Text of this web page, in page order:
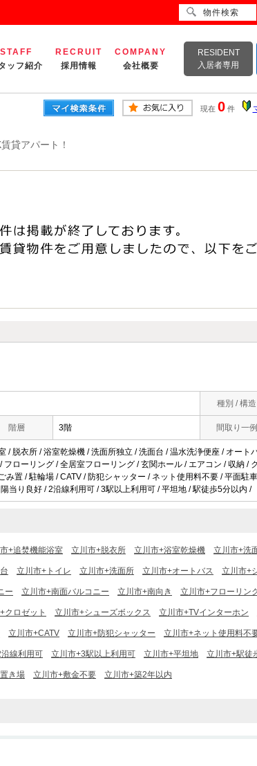
STAFF
ッフ紹介
RECRUIT
採用情報
COMPANY
会社概要
RESIDENT
入居者専用
現在 0 件
貸アパート！
種別 / 構造
階層 3階 間取り一例
/ 脱衣所 / 浴室乾燥機 / 洗面所独立 / 洗面台 / 温水洗浄便座 / オート
ローリング / 全居室フローリング / 玄関ホール / エアコン / 収納 /
み置 / 駐輪場 / CATV / 防犯シャッター / ネット使用料不要 / 平面駐
当り良好 / 2沿線利用可 / 3駅以上利用可 / 平坦地 / 駅徒歩5分以内 /
+追焚機能浴室 立川市+脱衣所 立川市+浴室乾燥機 立川市+洗
立川市+トイレ 立川市+洗面所 立川市+オートバス 立川市+
ー 立川市+南面バルコニー 立川市+南向き 立川市+フローリン
クロゼット 立川市+シューズボックス 立川市+TVインターホン
立川市+CATV 立川市+防犯シャッター 立川市+ネット使用料不
線利用可 立川市+3駅以上利用可 立川市+平坦地 立川市+駅徒
き場 立川市+敷金不要 立川市+築2年以内
物件検索